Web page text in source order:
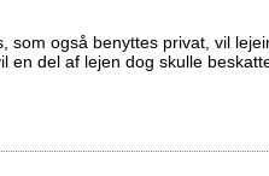
som også benyttes privat, vil
en del af lejen dog skulle